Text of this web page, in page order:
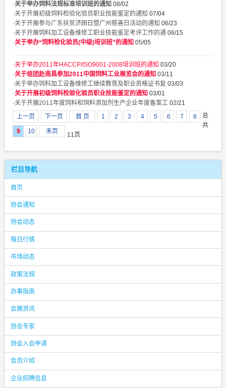
·关于举办饲料法规标准培训班的通知 08/02
·关于开展初级饲料检验化验员职业技能鉴定的通知 07/04
·关于开展参与广东扶贫济困日暨广州慈善日活动的通知 06/23
·关于开展饲料加工设备维修工职业技能鉴定考评工作的通 06/15
·关于举办“饲料检化验员(中级)培训班”的通知 05/05
·关于举办2011年HACCP/ISO9001-2008培训班的通知 03/20
·关于组团赴南昌参加2011中国饲料工业展览会的通知 03/11
·关于举办饲料加工设备维修工继续教育及职业资格证书复 03/03
·关于开展初级饲料检验化验员职业技能鉴定的通知 03/01
·关于开展2011年度饲料和饲料添加剂生产企业年度备案工 02/21
上一页
下一页 首 页 1 2 3 4 5 6 7 8
9 10 末页
总
共
11页
栏目导航
首页
协会通知
协会动态
每日行情
市场动态
政策法规
办事指南
会展资讯
协会专家
协会入会申请
会员介绍
企业招聘信息